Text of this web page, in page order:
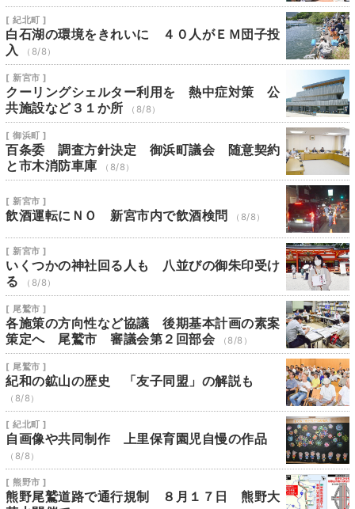
[ 紀北町 ]
白石湖の環境をきれいに ４０人がＥＭ団子投
入
（8/8）
[ 新宮市 ]
クーリングシェルター利用を 熱中症対策 公
共施設など３１か所
（8/8）
[ 御浜町 ]
百条委 調査方針決定 御浜町議会 随意契約
と市木消防車庫
（8/8）
[ 新宮市 ]
飲酒運転にＮＯ 新宮市内で飲酒検問 （8/8）
[ 新宮市 ]
いくつかの神社回る人も 八並びの御朱印受け
る
（8/8）
[ 尾鷲市 ]
各施策の方向性など協議 後期基本計画の素案
策定へ 尾鷲市 審議会第２回部会
（8/8）
[ 尾鷲市 ]
紀和の鉱山の歴史 「友子同盟」の解説も
（8/8）
[ 紀北町 ]
自画像や共同制作 上里保育園児自慢の作品
（8/8）
[ 熊野市 ]
熊野尾鷲道路で通行規制 ８月１７日 熊野大